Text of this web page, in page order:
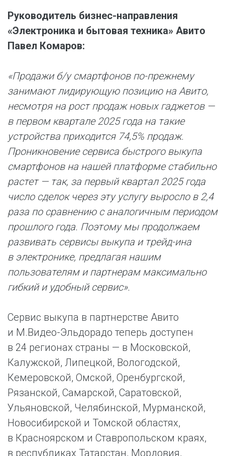
Руководитель бизнес-направления
«Электроника и бытовая техника» Авито
Павел Комаров:
«Продажи б/у смартфонов по-прежнему
занимают лидирующую позицию на Авито,
несмотря на рост продаж новых гаджетов —
в первом квартале 2025 года на такие
устройства приходится 74,5% продаж.
Проникновение сервиса быстрого выкупа
смартфонов на нашей платформе стабильно
растет — так, за первый квартал 2025 года
число сделок через эту услугу выросло в 2,4
раза по сравнению с аналогичным периодом
прошлого года. Поэтому мы продолжаем
развивать сервисы выкупа и трейд-ина
в электронике, предлагая нашим
пользователям и партнерам максимально
гибкий и удобный сервис».
Сервис выкупа в партнерстве Авито
и М.Видео-Эльдорадо теперь доступен
в 24 регионах страны — в Московской,
Калужской, Липецкой, Вологодской,
Кемеровской, Омской, Оренбургской,
Рязанской, Самарской, Саратовской,
Ульяновской, Челябинской, Мурманской,
Новосибирской и Томской областях,
в Красноярском и Ставропольском краях,
в республиках Татарстан, Мордовия,